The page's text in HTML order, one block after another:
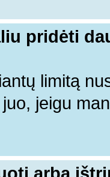
pridėti
limitą
jeigu